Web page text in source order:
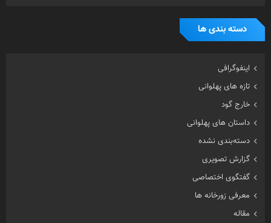
دسته بندی ها
اینفوگرافی
تازه های پهلوانی
خارج گود
داستان های پهلوانی
دسته‌بندی نشده
گزارش تصویری
گفتگوی اختصاصی
معرفی زورخانه ها
مقاله